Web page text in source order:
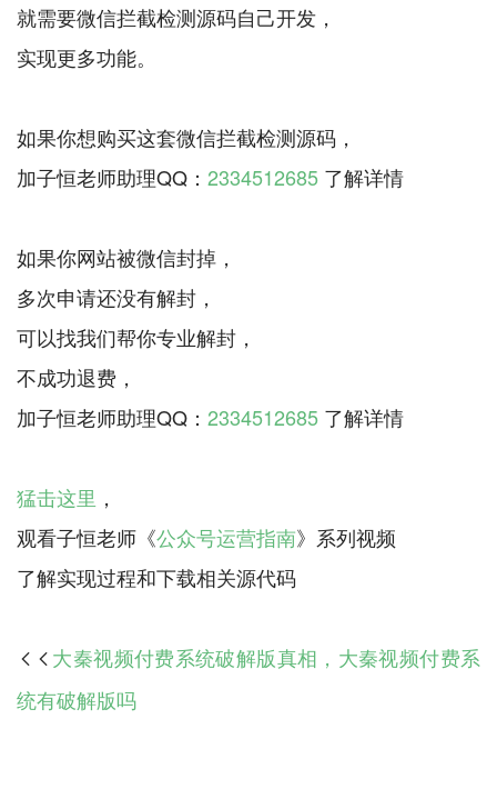
就需要微信拦截检测源码自己开发，
实现更多功能。
如果你想购买这套微信拦截检测源码，
加子恒老师助理QQ： 2334512685 了解详情
如果你网站被微信封掉，
多次申请还没有解封，
可以找我们帮你专业解封，
不成功退费，
加子恒老师助理QQ： 2334512685 了解详情
猛击这里 ，
观看子恒老师《公众号运营指南》系列视频
 大秦视频付费系统破解版真相，大秦视频付费系
统有破解版吗